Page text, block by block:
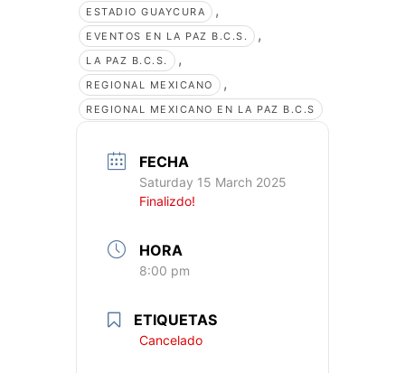
ESTADIO GUAYCURA ,
EVENTOS EN LA PAZ B.C.S. ,
LA PAZ B.C.S. ,
REGIONAL MEXICANO ,
REGIONAL MEXICANO EN LA PAZ B.C.S
FECHA
Saturday 15 March 2025
Finalizdo!
HORA
8:00 pm
ETIQUETAS
Cancelado